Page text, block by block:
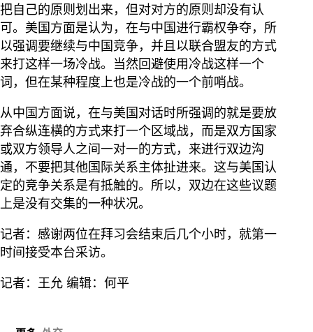
把自己的原则划出来，但对对方的原则却没有认
可。美国方面是认为，在与中国进行霸权争夺，所
以强调要继续与中国竞争，并且以联合盟友的方式
来打这样一场冷战。当然回避使用冷战这样一个
词，但在某种程度上也是冷战的一个前哨战。
从中国方面说，在与美国对话时所强调的就是要放
弃合纵连横的方式来打一个区域战，而是双方国家
或双方领导人之间一对一的方式，来进行双边沟
通，不要把其他国际关系主体扯进来。这与美国认
定的竞争关系是有抵触的。所以，双边在这些议题
上是没有交集的一种状况。
记者：感谢两位在拜习会结束后几个小时，就第一
时间接受本台采访。
记者：王允 编辑：何平